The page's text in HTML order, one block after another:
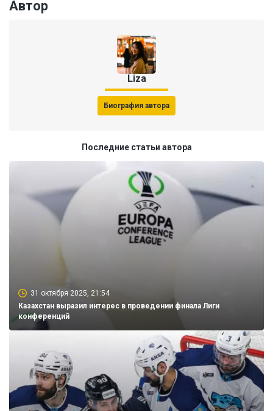
Автор
Liza
Биография автора
Последние статьи автора
31 октября 2025, 21:54
Казахстан выразил интерес в проведении финала Лиги
конференций